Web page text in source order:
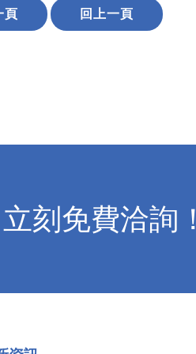
頁 回上一頁
刻免費洽詢！